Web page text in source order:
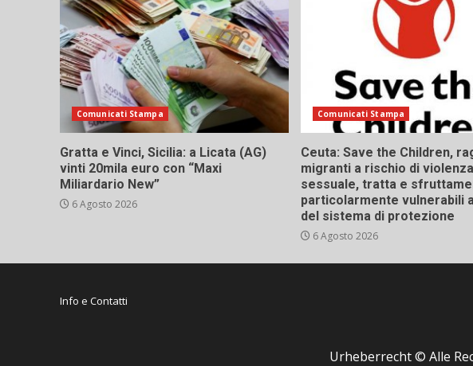
Comunicati Stampa
Gratta e Vinci, Sicilia: a Licata (AG)
vinti 20mila euro con “Maxi
Miliardario New”
6 Agosto 2026
Comunicati Stampa
Ceuta: Save the Children,
migranti a rischio di violenza
sessuale, tratta e
particolarmente vulnerabili
del sistema di protezione
6 Agosto 2026
Info e Contatti
Urheberrecht © Alle